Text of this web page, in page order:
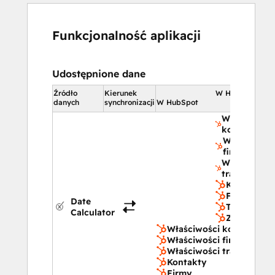
Funkcjonalność aplikacji
Udostępnione dane
Źródło
danych
Kierunek
synchronizacji
W HubSpot
W HubSpot
Date
Calculator
Właściwości
kontaktu
Właściwości
firmy
Właściwości
transakcji
Kontakty
Firmy
Transakcje
Zgłoszenia
Właściwości kontaktu
Właściwości firmy
Właściwości transakcji
Kontakty